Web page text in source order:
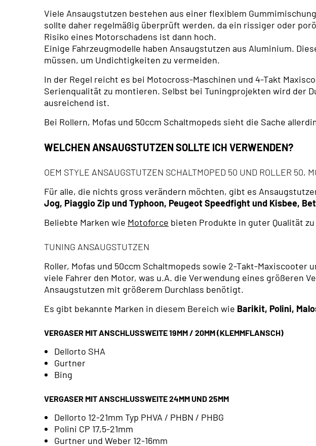
Viele Ansaugstutzen bestehen aus einer flexiblem
sollte daher regelmäßig überprüft werden, da ein rissiger oder
Risiko eines Motorschadens ist dann hoch.
Einige Fahrzeugmodelle haben Ansaugstutzen aus Aluminium.
müssen, um Undichtigkeiten zu vermeiden.
In der Regel reicht es bei Motocross-Maschinen und 4-Takt
Serienqualität zu montieren. Selbst bei Tuningprojekten wird der
ausreichend ist.
Bei Rollern, Mofas und 50ccm Schaltmopeds sieht die Sache
WELCHEN ANSAUGSTUTZEN SOLLTE ICH VERWENDEN?
OEM STYLE ANSAUGSTUTZEN SCHALTMOPED 50 UND ROLLER 50,
Für alle, die nichts gross verändern möchten, gibt es
Jog, Piaggio Zip und Typhoon, Peugeot Speedfight und Kisbee,
Beliebte Marken wie Motoforce bieten Produkte in guter Qualität
TUNING ANSAUGSTUTZEN
Roller, Mofas und 50ccm Schaltmopeds sowie 2-Takt-
viele Fahrer den Motor, was u.A. die Verwendung eines größeren
Ansaugstutzen mit größerem Durchlass benötigt.
Es gibt bekannte Marken in diesem Bereich wie Barikit, Polini,
VERGASER MIT ANSCHLUSSWEITE 19MM / 20MM (KLEMMFLANSCH)
Dellorto SHA
Gurtner
Bing
VERGASER MIT ANSCHLUSSWEITE 24MM UND 25MM
Dellorto 12-21mm Typ PHVA / PHBN / PHBG
Polini CP 17,5-21mm
Gurtner und Weber 12-16mm